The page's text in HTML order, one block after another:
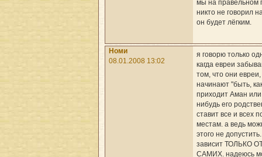
мы на правельном
никто не говорил
он будет лёгким.
Номи
08.01.2008 13:02
я говорю только
кагда евреи
том, что они евреи,
начинают "быть,
приходит Аман или
нибудь его
ставит все и всех
местам. а ведь
этого не
зависит ТОЛЬКО
САМИХ. надеюсь